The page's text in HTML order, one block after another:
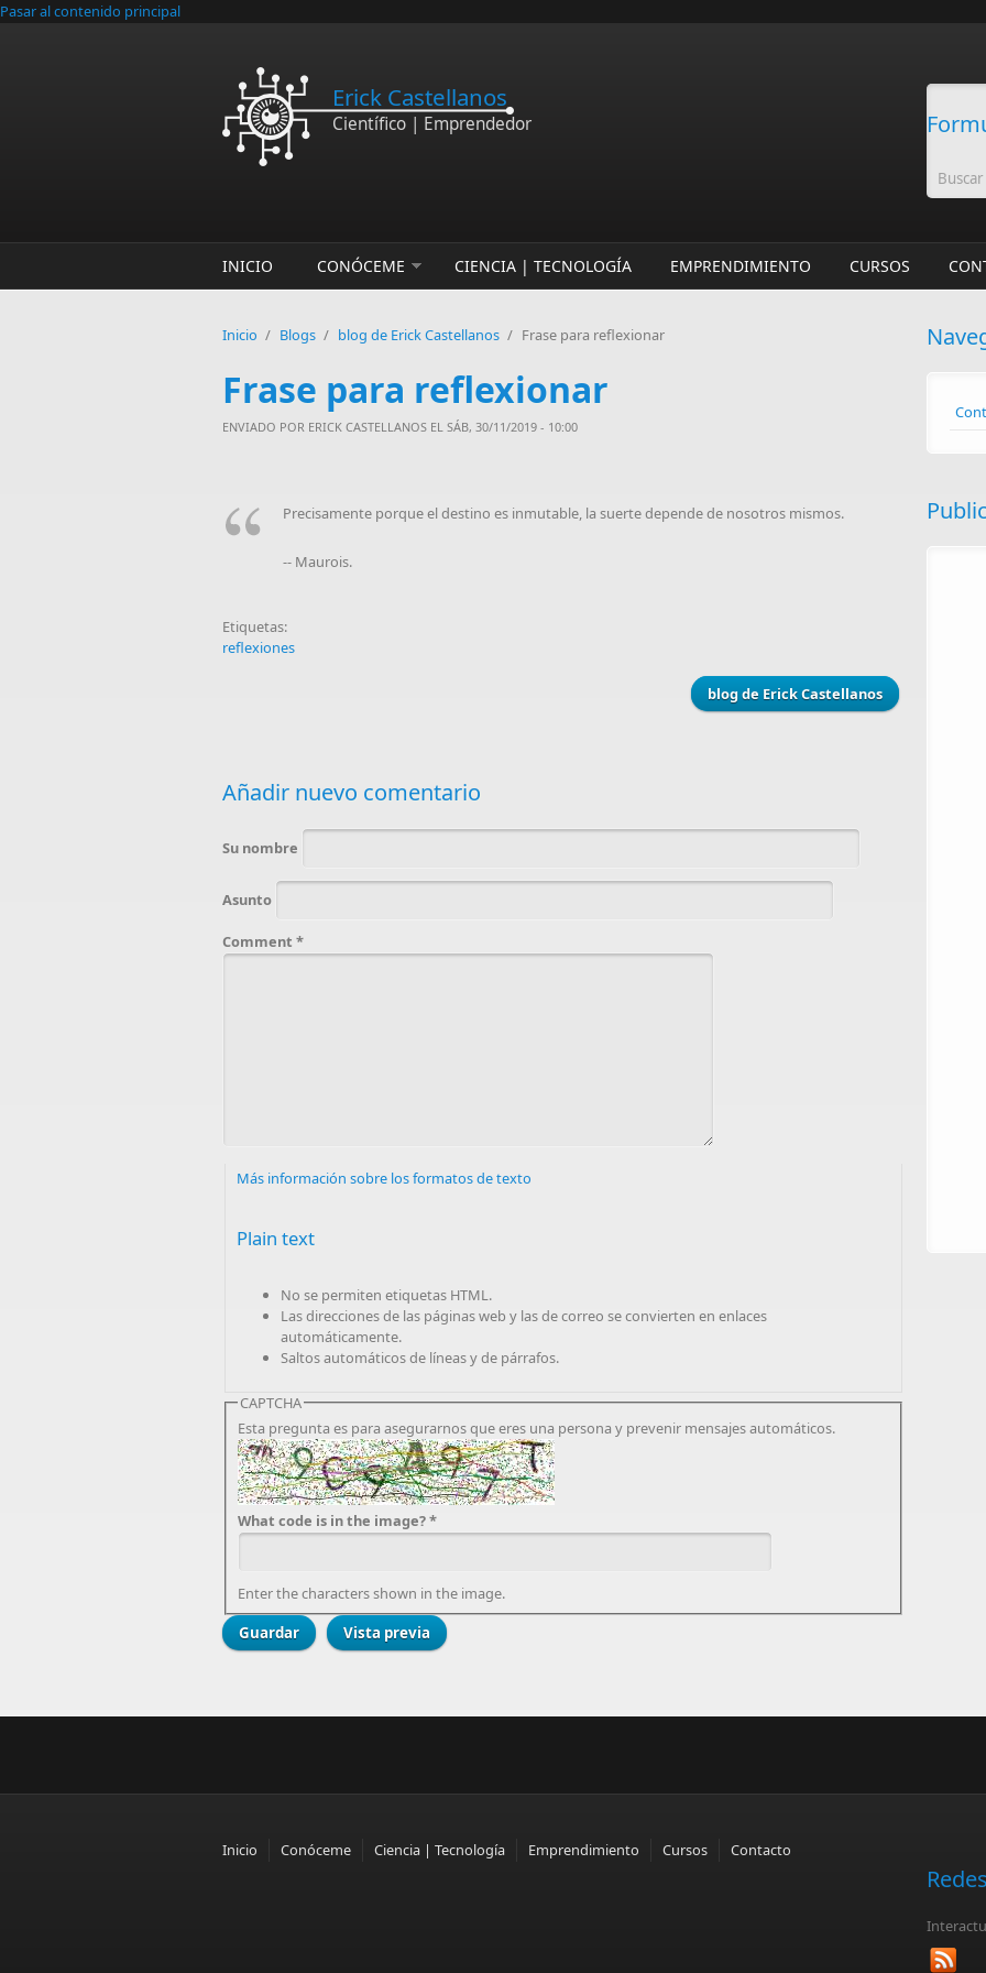
Pasar al contenido principal
Erick Castellanos
Científico | Emprendedor
INICIO CONÓCEME CIENCIA | TECNOLOGÍA EMPRENDIMIENTO CURSOS
Inicio / Blogs / blog de Erick Castellanos / Frase para reflexionar
Frase para reflexionar
ENVIADO POR ERICK CASTELLANOS EL SÁB, 30/11/2019 - 10:00
Precisamente porque el destino es inmutable, la suerte depende de nosotros mismos.
-- Maurois.
Etiquetas:
reflexiones
blog de Erick Castellanos
Añadir nuevo comentario
Su nombre
Asunto
Comment *
Más información sobre los formatos de texto
Plain text
No se permiten etiquetas HTML.
Las direcciones de las páginas web y las de correo se convierten en enlaces
automáticamente.
Saltos automáticos de líneas y de párrafos.
CAPTCHA
Esta pregunta es para asegurarnos que eres una persona y prevenir mensajes automáticos.
What code is in the image?*
Enter the characters shown in the image.
Inicio Conóceme Ciencia | Tecnología Emprendimiento Cursos Contacto